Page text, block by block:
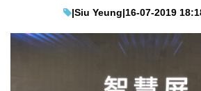
|Siu Yeung|16-07-2019